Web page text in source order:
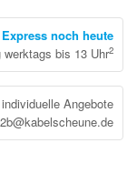
noch heute
bis 13 Uhr2
Angebote